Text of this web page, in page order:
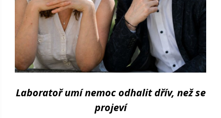
Laboratoř umí nemoc odhalit dřív, než se
projeví